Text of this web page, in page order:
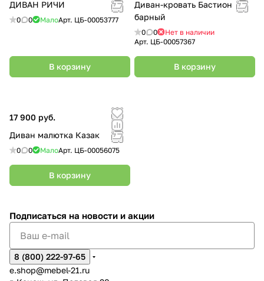
ДИВАН РИЧИ
0 0 МалоАрт. ЦБ-00053777
В корзину
Диван-кровать Бастион
барный
0 0
Нет в наличии
Арт. ЦБ-00057367
В корзину
17 900 руб.
Диван малютка Казак
0 0 МалоАрт. ЦБ-00056075
В корзину
Подписаться на новости и акции
8 (800) 222-97-65
e.shop@mebel-21.ru